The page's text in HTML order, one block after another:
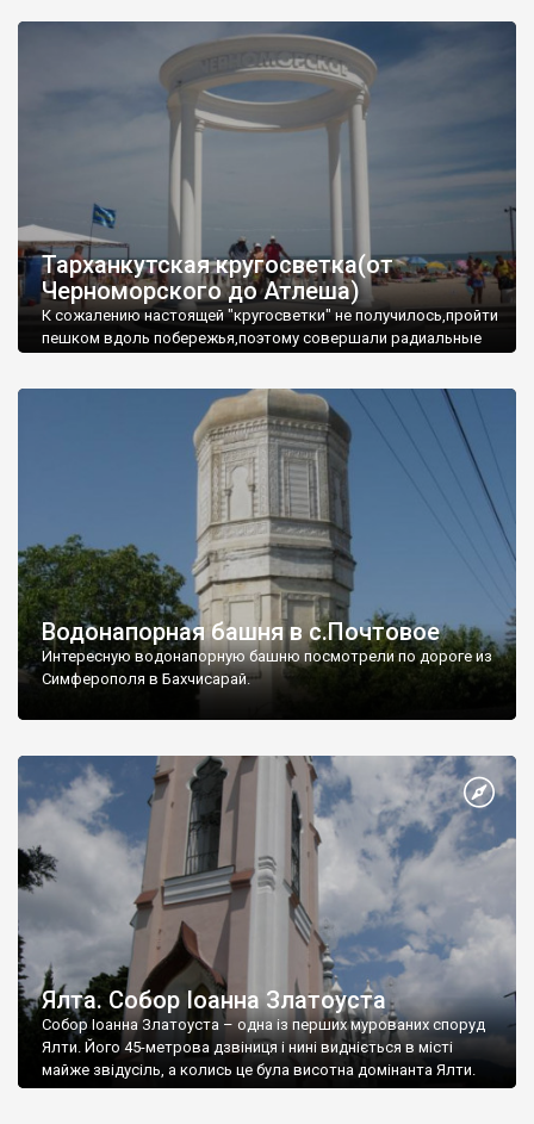
Тарханкутская кругосветка(от
Черноморского до Атлеша)
К сожалению настоящей "кругосветки" не получилось,пройти
пешком вдоль побережья,поэтому совершали радиальные
Водонапорная башня в с.Почтовое
Интересную водонапорную башню посмотрели по дороге из
Симферополя в Бахчисарай.
Ялта. Собор Іоанна Златоуста
Собор Іоанна Златоуста – одна із перших мурованих споруд
Ялти. Його 45-метрова дзвіниця і нині видніється в місті
майже звідусіль, а колись це була висотна домінанта Ялти.